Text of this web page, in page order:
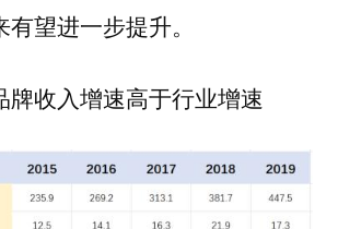
望进一步提升。
收入增速高于行业增速